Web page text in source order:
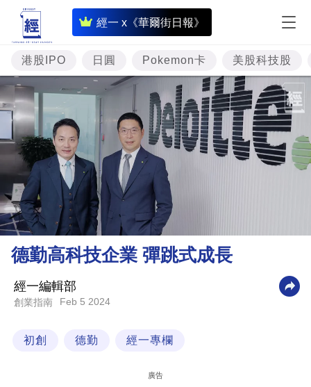
經一 x《華爾街日報》
即
時
財
經
資
樓
市
理
財
業
技
港股IPO 日圓 Pokemon卡 美股科技股
德勤高科技企業 彈跳式成長
經一編輯部
創業指南 Feb 5 2024
初創 德勤 經一專欄
廣告